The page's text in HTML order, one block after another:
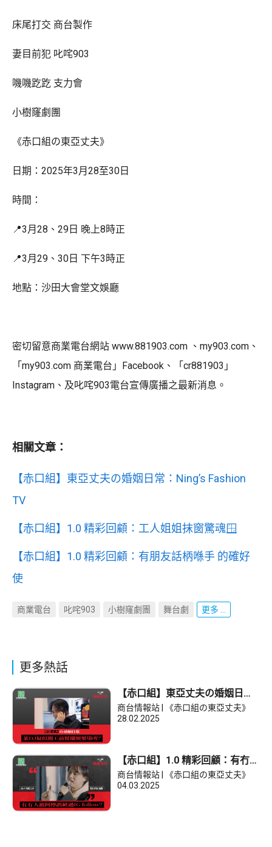
床尾打交 商台製作
妻目前犯 叱咤903
嘰嘰趷趷 支力會
小樹窿劇團
《赤口組の東亞丈夫》
日期：2025年3月28至30日
時間：
📍3月28、29日 晚上8時正
📍3月29、30日 下午3時正
地點：沙田大會堂文娛廳
密切留意商業電台網站 www.881903.com 、my903.com、
「my903.com 商業電台」Facebook、「cr881903」
Instagram、及叱咤903電台宣傳廣播之最新消息。
相關文章：
【赤口組】東亞丈夫の婚姻日常：Ning’s Fashion
TV
【赤口組】1.0 精彩回顧：工人姐姐抹窗驚魂🪟
【赤口組】1.0 精彩回顧：有朋友話柄喺手 的確好
使
商業電台 叱咤903 小樹窿劇團 舞台劇 更多 ...
更多熱話
【赤口組】東亞丈夫の婚姻日
常：阿檸竟然幫襯......
商台情報站 | 《赤口組の東亞丈夫》
28.02.2025
【赤口組】1.0 精彩回顧：有冇人
被阿檸誤鏟過IG follow？
商台情報站 | 《赤口組の東亞丈夫》
04.03.2025